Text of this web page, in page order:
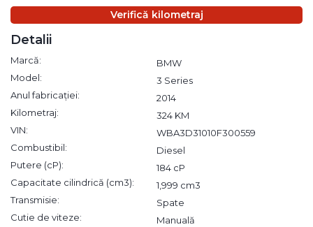
Verifică kilometraj
Detalii
Marcă:
BMW
Model:
3 Series
Anul fabricației:
2014
Kilometraj:
324 KM
VIN:
WBA3D31010F300559
Combustibil:
Diesel
Putere (cP):
184 cP
Capacitate cilindrică (cm3):
1,999 cm3
Transmisie:
Spate
Cutie de viteze:
Manuală